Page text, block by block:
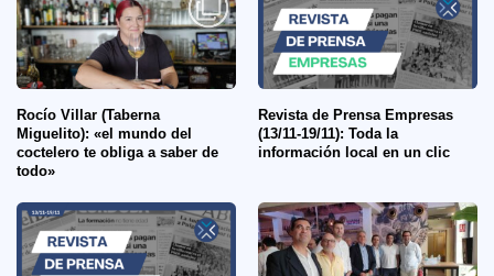
Rocío Villar (Taberna
Miguelito): «el mundo del
coctelero te obliga a saber de
todo»
Revista de Prensa Empresas
(13/11-19/11): Toda la
información local en un clic